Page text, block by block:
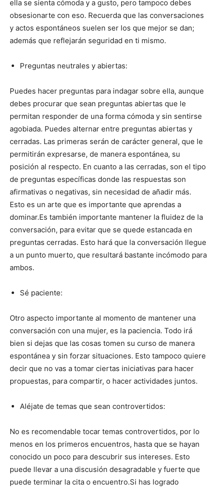
ella se sienta cómoda y a gusto, pero tampoco debes
obsesionarte con eso. Recuerda que las conversaciones
y actos espontáneos suelen ser los que mejor se dan;
además que reflejarán seguridad en ti mismo.
Preguntas neutrales y abiertas:
Puedes hacer preguntas para indagar sobre ella, aunque
debes procurar que sean preguntas abiertas que le
permitan responder de una forma cómoda y sin sentirse
agobiada. Puedes alternar entre preguntas abiertas y
cerradas. Las primeras serán de carácter general, que le
permitirán expresarse, de manera espontánea, su
posición al respecto. En cuanto a las cerradas, son el tipo
de preguntas específicas donde las respuestas son
afirmativas o negativas, sin necesidad de añadir más.
Esto es un arte que es importante que aprendas a
dominar.Es también importante mantener la fluidez de la
conversación, para evitar que se quede estancada en
preguntas cerradas. Esto hará que la conversación llegue
a un punto muerto, que resultará bastante incómodo para
ambos.
Sé paciente:
Otro aspecto importante al momento de mantener una
conversación con una mujer, es la paciencia. Todo irá
bien si dejas que las cosas tomen su curso de manera
espontánea y sin forzar situaciones. Esto tampoco quiere
decir que no vas a tomar ciertas iniciativas para hacer
propuestas, para compartir, o hacer actividades juntos.
Aléjate de temas que sean controvertidos:
No es recomendable tocar temas controvertidos, por lo
menos en los primeros encuentros, hasta que se hayan
conocido un poco para descubrir sus intereses. Esto
puede llevar a una discusión desagradable y fuerte que
puede terminar la cita o encuentro.Si has logrado